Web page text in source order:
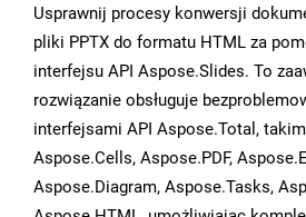
Usprawnij procesy konwersji
pliki PPTX do formatu HTML za
interfejsu API Aspose.Slides. To
rozwiązanie obsługuje
interfejsami API Aspose.Total,
Aspose.Cells, Aspose.PDF,
Aspose.Diagram, Aspose.Tasks,